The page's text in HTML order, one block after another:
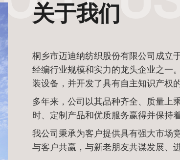
关于我们
桐乡市迈迪纳纺织股份有限公司成立
经编行业规模和实力的龙头企业之一
装设备，并开发了具有自主知识产权
多年来，公司以其品种齐全、质量上
时、定制产品和优质服务赢得并保持
我公司秉承为客户提供具有强大市场
与客户共赢，与新老朋友共谋发展、